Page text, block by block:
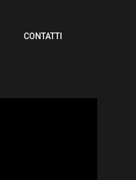
CONTATTI